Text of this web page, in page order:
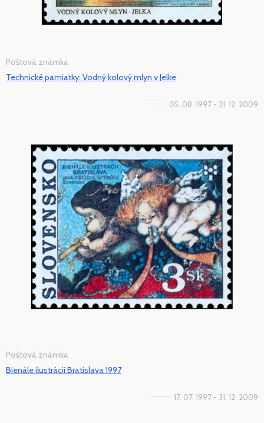
Poštová známka
Technické pamiatky: Vodný kolový mlyn v Jelke
05. 08. 1997 - 31. 12. 2009
Poštová známka
Bienále ilustrácií Bratislava 1997
17. 07. 1997 - 31. 12. 2009